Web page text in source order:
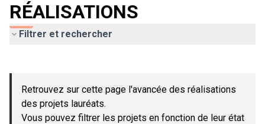
RÉALISATIONS
Filtrer et rechercher
−
Retrouvez sur cette page l'avancée des réalisations
des projets lauréats.
Vous pouvez filtrer les projets en fonction de leur état